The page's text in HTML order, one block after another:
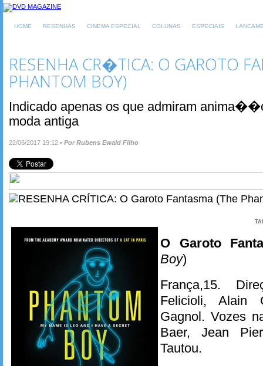
HOME RESENHAS CINEMA ESPECIAL COLUNAS ESPECIAIS
RESENHA CR�TICA: O GAROTO
PHANTOM BOY)
Indicado apenas os que admiram
moda antiga
22/06/2017 19:12 • Por Rubens Ewald Filho
O Garoto
Boy)
França,15.
Felicioli, Alain
Gagnol. Vozes
Baer, Jean
Tautou.